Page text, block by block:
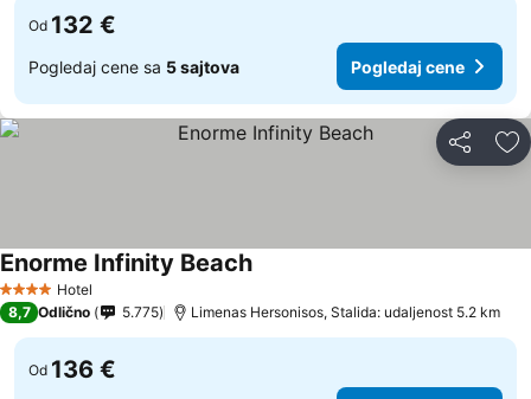
Od 132 €
Pogledaj cene sa 5 sajtova Pogledaj cene
Deli
4 ZvezdiceHotel
Enorme Infinity Beach
8,7 Odlično 5.775 Limenas Hersonisos, Stalida: udaljenost 5.2 km
Od 136 €